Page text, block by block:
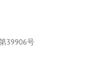
39906号